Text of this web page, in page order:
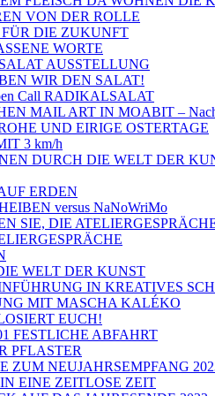
VON DER ROLLE
DIE ZUKUNFT
WORTE
AUSSTELLUNG
WIR DEN SALAT!
Call RADIKALSALAT
MAIL ART IN MOABIT –
UND EIRIGE OSTERTAGE
3 km/h
DURCH DIE WELT DER
ERDEN
versus NaNoWriMo
SIE, DIE
WELT DER KUNST
IN KREATIVES
MIT MASCHA KALÉKO
EUCH!
FESTLICHE ABFAHRT
PFLASTER
ZUM NEUJAHRSEMPFANG
EINE ZEITLOSE ZEIT